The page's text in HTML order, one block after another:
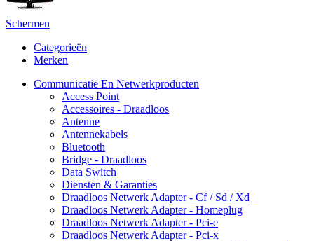
Schermen
Categorieën
Merken
Communicatie En Netwerkproducten
Access Point
Accessoires - Draadloos
Antenne
Antennekabels
Bluetooth
Bridge - Draadloos
Data Switch
Diensten & Garanties
Draadloos Netwerk Adapter - Cf / Sd / Xd
Draadloos Netwerk Adapter - Homeplug
Draadloos Netwerk Adapter - Pci-e
Draadloos Netwerk Adapter - Pci-x